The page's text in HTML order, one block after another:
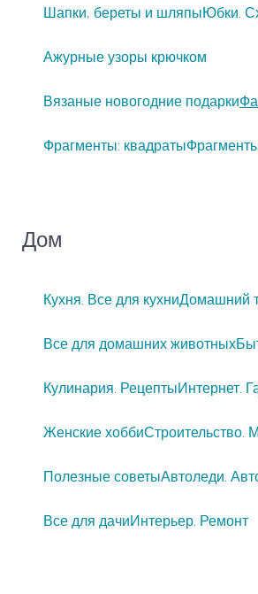
Шапки, береты и шляпыЮбки.
Ажурные узоры крючком
Вязаные новогодние подарки
Фрагменты: квадраты
Дом
Кухня. Все для кухниДомашний
Все для домашних животных
Кулинария. РецептыИнтернет.
Женские хоббиСтроительство.
Полезные советыАвтоледи.
Все для дачиИнтерьер. Ремонт